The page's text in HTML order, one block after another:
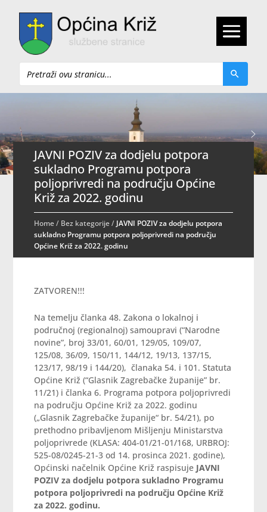
Pretraži
JAVNI POZIV za dodjelu potpora
sukladno Programu potpora
poljoprivredi na području Općine
Križ za 2022. godinu
Home/ Bez kategorije/ JAVNI POZIV za dodjelu potpora
sukladno Programu potpora poljoprivredi na području
Općine Križ za 2022. godinu
ZATVOREN!!!
Na temelju članka 48. Zakona o lokalnoj i
područnoj (regionalnoj) samoupravi (“Narodne
novine”, broj 33/01, 60/01, 129/05, 109/07,
125/08, 36/09, 150/11, 144/12, 19/13, 137/15,
123/17, 98/19 i 144/20), članaka 54. i 101. Statuta
Općine Križ (“Glasnik Zagrebačke županije” br.
11/21) i članka 6. Programa potpora poljoprivredi
na području Općine Križ za 2022. godinu
(„Glasnik Zagrebačke županije“ br. 54/21), po
prethodno pribavljenom Mišljenju Ministarstva
poljoprivrede (KLASA: 404-01/21-01/168, URBROJ:
525-08/0245-21-3 od 14. prosinca 2021. godine),
Općinski načelnik Općine Križ raspisuje JAVNI
POZIV za dodjelu potpora sukladno Programu
potpora poljoprivredi na području Općine Križ
za 2022. godinu.